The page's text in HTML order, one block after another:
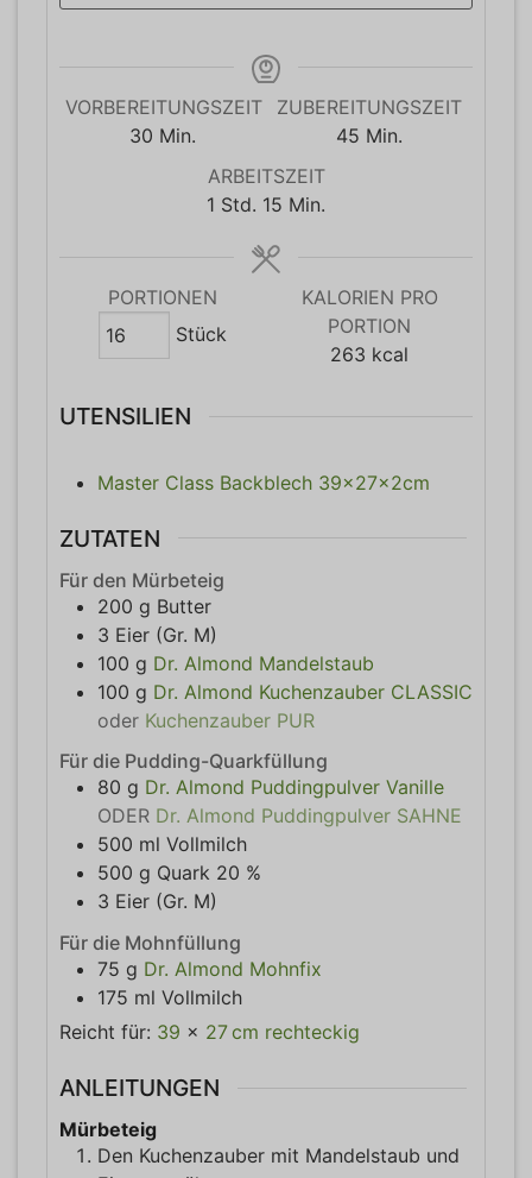
VORBEREITUNGSZEIT
30 Minuten
Min.
ZUBEREITUNGSZEIT
45 Minuten
Min.
ARBEITSZEIT
1 Stunde
Std. 15 Minuten
Min.
PORTIONEN
Stück
KALORIEN PRO
PORTION
263 kcal
UTENSILIEN
Master Class Backblech 39x27x2cm
ZUTATEN
Für den Mürbeteig
200 g Butter
3 Eier (Gr. M)
100 g Dr. Almond Mandelstaub
100 g Dr. Almond Kuchenzauber CLASSIC
oder Kuchenzauber PUR
Für die Pudding-Quarkfüllung
80 g Dr. Almond Puddingpulver Vanille
ODER Dr. Almond Puddingpulver SAHNE
500 ml Vollmilch
500 g Quark 20 %
3 Eier (Gr. M)
Für die Mohnfüllung
75 g Dr. Almond Mohnfix
175 ml Vollmilch
Reicht für: 39 x 27cm rechteckig
ANLEITUNGEN
Mürbeteig
Den Kuchenzauber mit Mandelstaub und